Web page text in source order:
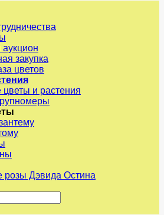
закупка
цветов
и растения
розы Дэвида Остина